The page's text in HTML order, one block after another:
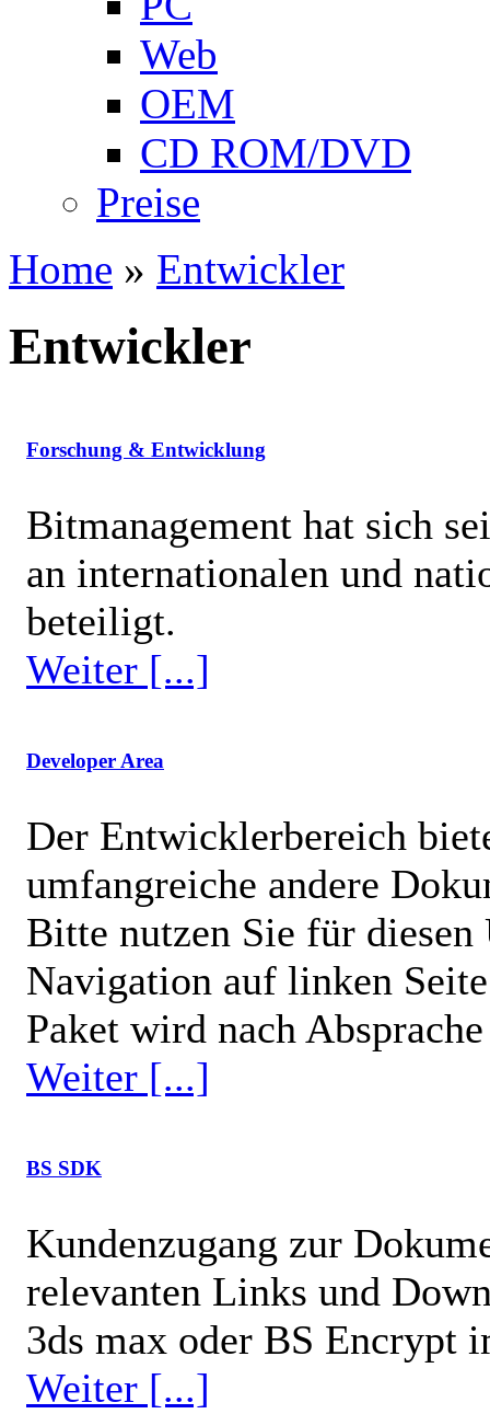
Web
OEM
CD ROM/DVD
Preise
Home » Entwickler
Entwickler
Forschung & Entwicklung
Bitmanagement hat sich
an internationalen und
beteiligt.
Weiter [...]
Developer Area
Der Entwicklerbereich
umfangreiche andere
Bitte nutzen Sie für diesen
Navigation auf linken
Paket wird nach
Weiter [...]
BS SDK
Kundenzugang zur
relevanten Links und
3ds max oder BS Encrypt
Weiter [...]